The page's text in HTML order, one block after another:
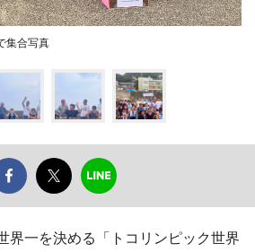
集合写真
界一を決める「トコリンピック世界